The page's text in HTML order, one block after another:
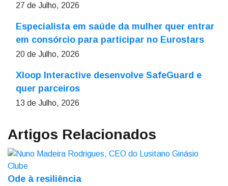
27 de Julho, 2026
Especialista em saúde da mulher quer entrar
em consórcio para participar no Eurostars
20 de Julho, 2026
Xloop Interactive desenvolve SafeGuard e
quer parceiros
13 de Julho, 2026
Artigos Relacionados
Ode à resiliência